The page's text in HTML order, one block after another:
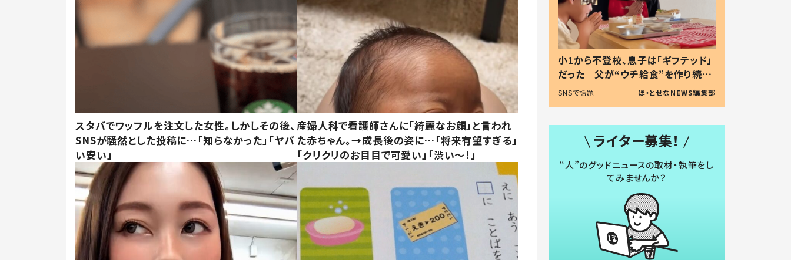
スタバでワッフルを注文した女性。しかしその後、
SNSが騒然とした投稿に…「知らなかった」「ヤバ
い安い」
産婦人科で看護師さんに「綺麗なお顔」と言われ
た赤ちゃん。→成長後の姿に…「将来有望すぎる」
「クリクリのお目目で可愛い」「渋い～！」
小1から不登校、息子は「ギフテッド」
だった 父が“ウチ給食”を作り続け
る理由とは #令和の親 #令和の子
SNSで話題 ほ・とせなNEWS編集部
ライター募集！
“人”のグッドニュースの取材・執筆をし
てみませんか？